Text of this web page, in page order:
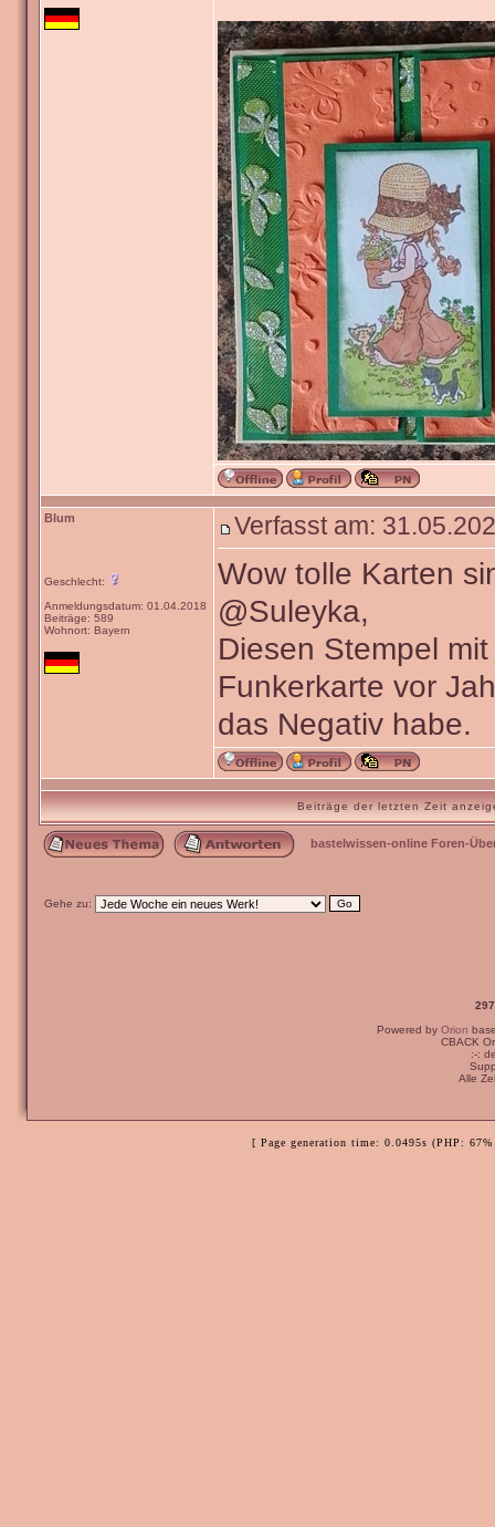
Blum
Geschlecht:
Anmeldungsdatum: 01.04.2018
Beiträge: 589
Wohnort: Bayern
Verfasst am:
Wow tolle Karten
@Suleyka,
Diesen Stempel
Funkerkarte vor
das Negativ habe.
Beiträge der letzten Zeit
bastelwissen-online Foren-
Gehe zu:
Powered by Orion
CBACK
:-:
Alle
[ Page generation time: 0.0495s (PHP: